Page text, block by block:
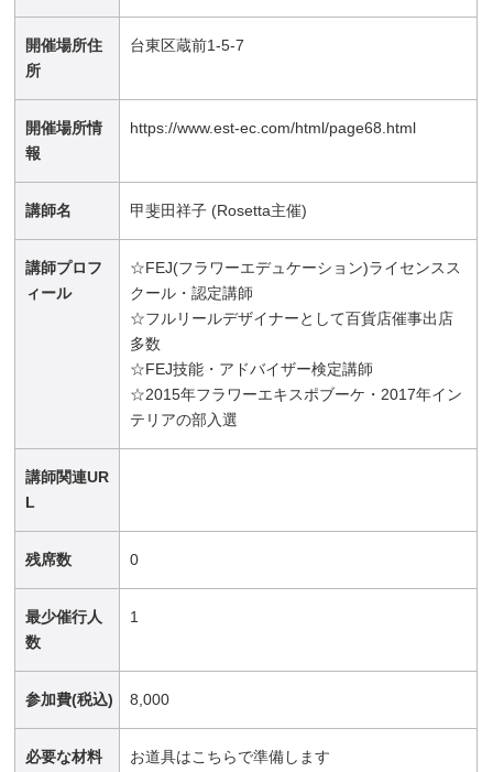
開催場所住
所
台東区蔵前1-5-7
開催場所情
報
https://www.est-ec.com/html/page68.html
講師名 甲斐田祥子 (Rosetta主催)
講師プロフ
ィール
☆FEJ(フラワーエデュケーション)ライセンスス
クール・認定講師
☆フルリールデザイナーとして百貨店催事出店
多数
☆FEJ技能・アドバイザー検定講師
☆2015年フラワーエキスポブーケ・2017年イン
テリアの部入選
講師関連UR
L
残席数 0
最少催行人
数
1
参加費(税込) 8,000
必要な材料
お道具はこちらで準備します